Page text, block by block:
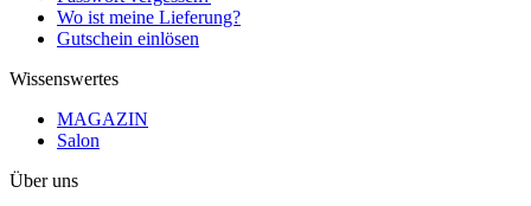
Wo ist meine Lieferung?
Gutschein einlösen
Wissenswertes
MAGAZIN
Salon
Über uns